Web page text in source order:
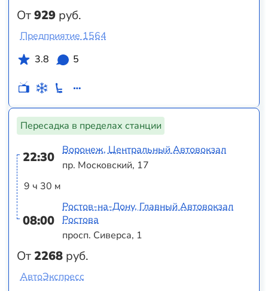
От929 руб.
Предприятие 1564
3.8
5
Пересадка в пределах станции
22:30
9 ч 30 м
08:00
От2268 руб.
Воронеж, Центральный Автовокзал
пр. Московский, 17
Ростов-на-Дону, Главный Автовокзал
Ростова
просп. Сиверса, 1
АвтоЭкспресс